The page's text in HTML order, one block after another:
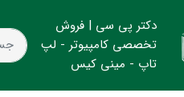
دکتر پی سی | فروش
تخصصی کامپیوتر - لپ
تاپ - مینی کیس